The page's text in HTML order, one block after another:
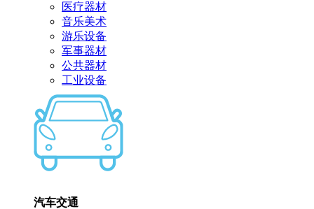
医疗器材
音乐美术
游乐设备
军事器材
公共器材
工业设备
汽车交通